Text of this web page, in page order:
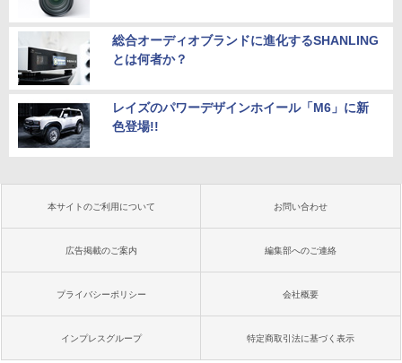
総合オーディオブランドに進化するSHANLING
とは何者か？
レイズのパワーデザインホイール「M6」に新
色登場!!
本サイトのご利用について お問い合わせ
広告掲載のご案内 編集部へのご連絡
プライバシーポリシー 会社概要
インプレスグループ 特定商取引法に基づく表示